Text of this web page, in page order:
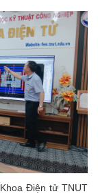
Điện tử TNUT